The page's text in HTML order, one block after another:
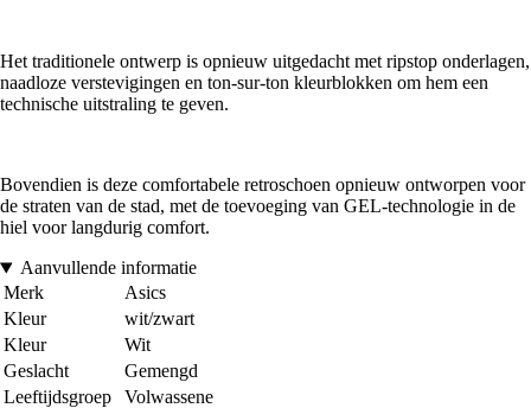
Het traditionele ontwerp is opnieuw uitgedacht met ripstop onderlagen,
naadloze verstevigingen en ton-sur-ton kleurblokken om hem een
technische uitstraling te geven.
Bovendien is deze comfortabele retroschoen opnieuw ontworpen voor
de straten van de stad, met de toevoeging van GEL-technologie in de
hiel voor langdurig comfort.
Aanvullende informatie
Merk
Asics
Kleur
wit/zwart
Kleur
Wit
Geslacht
Gemengd
Leeftijdsgroep
Volwassene